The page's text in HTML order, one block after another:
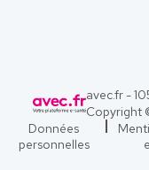
avec.fr -
Copyright
Données
personnelles